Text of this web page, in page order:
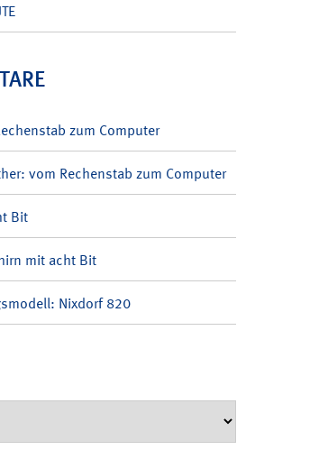
zum Computer
vom Rechenstab zum Computer
Bit
mit acht Bit
Nixdorf 820